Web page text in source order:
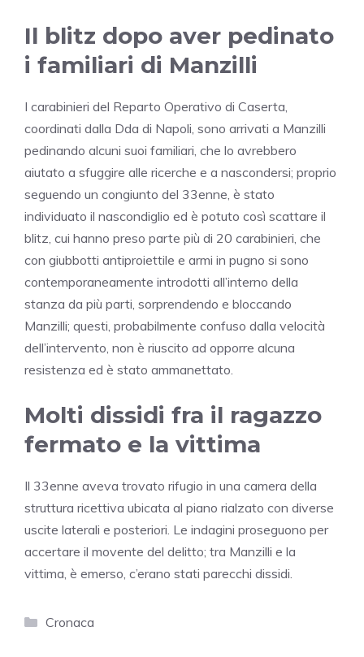
Il blitz dopo aver pedinato
i familiari di Manzilli
I carabinieri del Reparto Operativo di Caserta,
coordinati dalla Dda di Napoli, sono arrivati a Manzilli
pedinando alcuni suoi familiari, che lo avrebbero
aiutato a sfuggire alle ricerche e a nascondersi; proprio
seguendo un congiunto del 33enne, è stato
individuato il nascondiglio ed è potuto così scattare il
blitz, cui hanno preso parte più di 20 carabinieri, che
con giubbotti antiproiettile e armi in pugno si sono
contemporaneamente introdotti all’interno della
stanza da più parti, sorprendendo e bloccando
Manzilli; questi, probabilmente confuso dalla velocità
dell’intervento, non è riuscito ad opporre alcuna
resistenza ed è stato ammanettato.
Molti dissidi fra il ragazzo
fermato e la vittima
Il 33enne aveva trovato rifugio in una camera della
struttura ricettiva ubicata al piano rialzato con diverse
uscite laterali e posteriori. Le indagini proseguono per
accertare il movente del delitto; tra Manzilli e la
vittima, è emerso, c’erano stati parecchi dissidi.
Categorie
Cronaca